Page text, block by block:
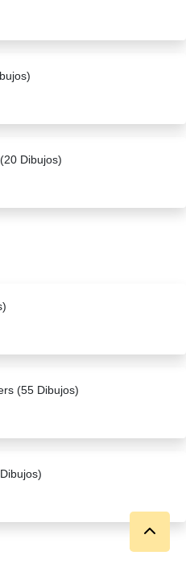
Dibujos)
(55 Dibujos)